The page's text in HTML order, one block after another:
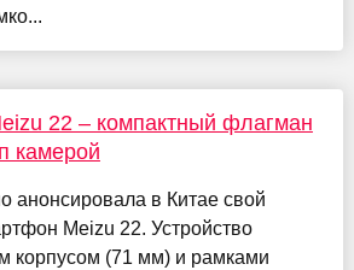
22 – компактный флагман
камерой
анонсировала в Китае свой
Meizu 22. Устройство
корпусом (71 мм) и рамками